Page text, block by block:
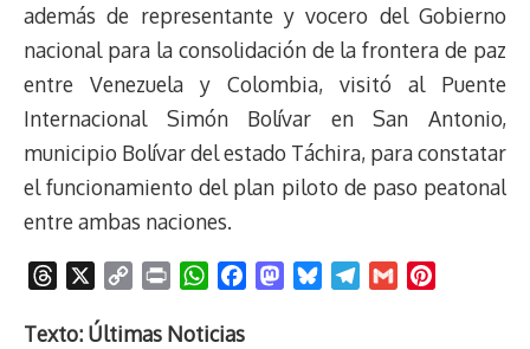
además de representante y vocero del Gobierno
nacional para la consolidación de la frontera de paz
entre Venezuela y Colombia, visitó al Puente
Internacional Simón Bolívar en San Antonio,
municipio Bolívar del estado Táchira, para constatar
el funcionamiento del plan piloto de paso peatonal
entre ambas naciones.
r
p
i
W
a
M
Texto: Últimas Noticias